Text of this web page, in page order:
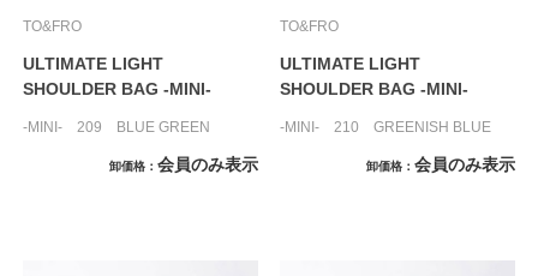
TO&FRO
ULTIMATE LIGHT
SHOULDER BAG -MINI-
-MINI- 209 BLUE GREEN
卸価格 会員のみ表示
TO&FRO
ULTIMATE LIGHT
SHOULDER BAG -MINI-
-MINI- 210 GREENISH BLUE
卸価格 会員のみ表示